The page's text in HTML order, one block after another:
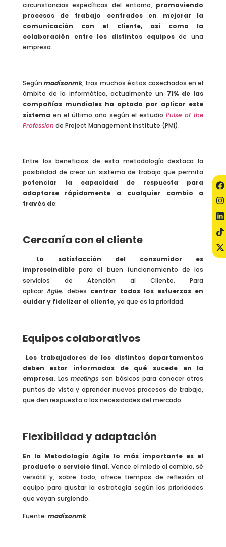
circunstancias específicas del entorno, promoviendo
procesos de trabajo centrados en mejorar la
comunicación con el cliente, así como la
colaboración entre los distintos equiposde una
empresa.
Segúnmadisonmk, tras muchos éxitos cosechados en el
ámbito de la informática, actualmente un 71% de las
compañías mundiales ha optado por aplicar este
sistema en el último año según el estudioPulse of the
Profession de Project Management Institute (PMI).
Entre los beneficios de esta metodología destaca la
posibilidad de crear un sistema de trabajo que permita
potenciar la capacidad de respuesta para
adaptarse rápidamente a cualquier cambio a
través de:
Cercanía con el cliente
La satisfacción del consumidor es
imprescindiblepara el buen funcionamiento de los
servicios de Atención al Cliente. Para
aplicar Agile, debes centrar todos los esfuerzos en
cuidar y fidelizar el cliente, ya que es la prioridad.
Equipos colaborativos
Los trabajadores de los distintos departamentos
deben estar informados de qué sucede en la
empresa. Los meetings son básicos para conocer otros
puntos de vista y aprender nuevos procesos de trabajo,
que den respuesta a las necesidades del mercado.
Flexibilidad y adaptación
En la Metodología Agile lo más importante es el
producto o servicio final. Vence el miedo al cambio, sé
versátil y, sobre todo, ofrece tiempos de reflexión al
equipo para ajustar la estrategia según las prioridades
que vayan surgiendo.
Fuente: madisonmk